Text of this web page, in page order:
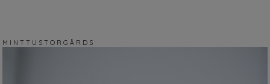
M I N T T U S T O R G Å R D S